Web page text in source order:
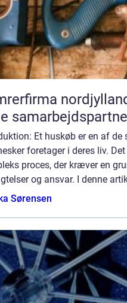
nordjylland sådan vælger du
Et huskøb er en af de
foretager i deres liv.
proces, der kræver en
og ansvar. I denne
Sørensen